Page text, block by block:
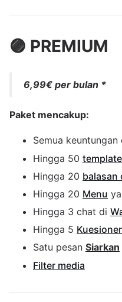
🟣 PREMIUM
6,99€ per bulan *
Paket mencakup:
Semua
Hingga 50 template
Hingga 20 balasan
Hingga 20 Menu
Hingga 3 chat di
Hingga 5 Kuesioner
Satu pesan Siarkan
Filter media